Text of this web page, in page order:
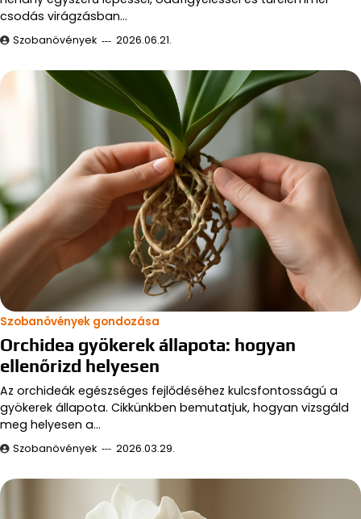
csodás virágzásban…
Szobanövények 2026.06.21.
Szobanövények gondozása
Orchidea gyökerek állapota: hogyan
ellenőrizd helyesen
Az orchideák egészséges fejlődéséhez kulcsfontosságú a
gyökerek állapota. Cikkünkben bemutatjuk, hogyan vizsgáld
meg helyesen a…
Szobanövények 2026.03.29.